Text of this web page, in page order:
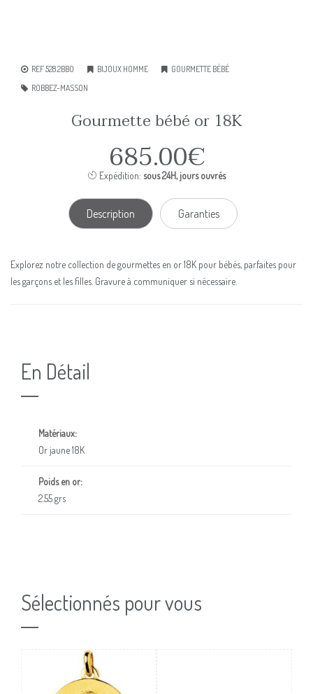
REF 528.2BBO BIJOUX HOMME
GOURMETTE BÉBÉ
ROBBEZ-MASSON
Gourmette bébé or 18K
685.00€
Expédition: sous 24H, jours ouvrés
Description Garanties
Explorez notre collection de gourmettes en or 18K pour bébés, parfaites pour
les garçons et les filles. Gravure à communiquer si nécessaire.
En Détail
Matériaux:
Or jaune 18K
Poids en or:
2.55 grs
Sélectionnés pour vous